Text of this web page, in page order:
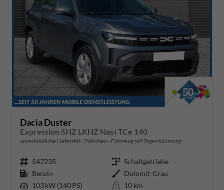
Dacia Duster
Expression SHZ LKHZ Navi TCe 140
unverbindliche Lieferzeit: 3 Wochen Fahrzeug mit Tageszulassung
Fahrzeugnr. 547235 Getriebe Schaltgetriebe
Kraftstoff Benzin Außenfarbe Dolomit-Grau
Leistung 103 kW (140 PS) Kilometerstand 10 km